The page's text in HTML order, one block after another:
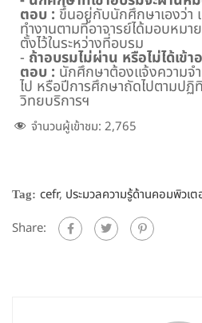
ตอบ : ขึ้นอยู่กับนักศึกษาเองว่า
ทำงานตามที่อาจารย์ได้มอบหมา
ตั้งไว้ในระหว่างที่อบรม
- ถ้าอบรมไม่ผ่าน หรือไม่ได้เข้
ตอบ : นักศึกษาต้องแจ้งความจ
ไป หรือปีการศึกษาถัดไปตามป
วิทยบริการฯ
จำนวนผู้เข้าชม: 2,765
Tag: cefr, ประมวลความรู้ด้านคอมพิวเ
Share: